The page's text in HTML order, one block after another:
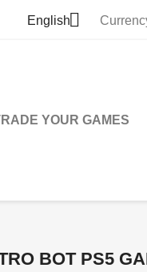
English
YOUR GAMES
BOT PS5